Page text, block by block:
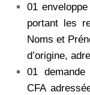
01
portant les
Noms et
d’origine,
01
CFA